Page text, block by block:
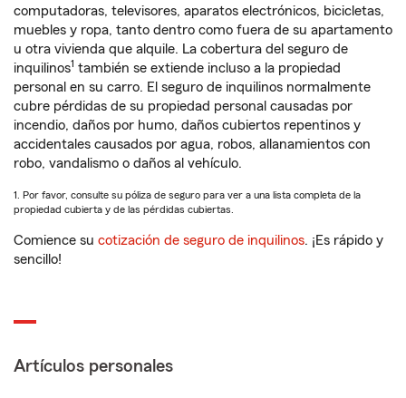
computadoras, televisores, aparatos electrónicos, bicicletas,
muebles y ropa, tanto dentro como fuera de su apartamento
u otra vivienda que alquile. La cobertura del seguro de
inquilinos1 también se extiende incluso a la propiedad
personal en su carro. El seguro de inquilinos normalmente
cubre pérdidas de su propiedad personal causadas por
incendio, daños por humo, daños cubiertos repentinos y
accidentales causados por agua, robos, allanamientos con
robo, vandalismo o daños al vehículo.
1. Por favor, consulte su póliza de seguro para ver a una lista completa de la
propiedad cubierta y de las pérdidas cubiertas.
Comience su cotización de seguro de inquilinos. ¡Es rápido y
sencillo!
Artículos personales